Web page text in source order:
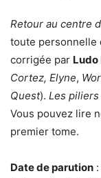
Retour au centre
toute personnelle
corrigée par
Cortez, Elyne,
Quest). Les piliers
Vous pouvez lire
premier tome.
Date de parution